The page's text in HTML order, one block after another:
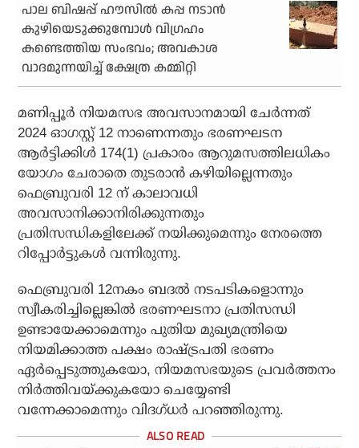
പാല ബിഷപ്പ് ഹൗസില്‍ കപ്പ നടാന്‍
കുഴിയെടുക്കുമ്പോള്‍ വിഗ്രഹം
കണ്ടെത്തിയ സംഭവം; അവകാശ
വാദമുന്നയിച്ച് ക്ഷേത്ര കമ്മിറ്റി
മണിപ്പൂര്‍ നിയമസഭ അവസാനമായി ചേര്‍ന്നത്
2024 ഓഗസ്റ്റ് 12 നാണെന്നതും ഭരണഘടന
ആര്‍ട്ടിക്കിള്‍ 174(1) പ്രകാരം ആറുമസത്തിലധികം
യോഗം ചേരാതെ തുടരാന്‍ കഴിയില്ലെന്നതും
ഫെബ്രുവരി 12 ന് കാലാവധി
അവസാനിക്കാനിരിക്കുന്നതും
പ്രതിസന്ധികളിലേക്ക് നയിക്കുമെന്നും നേരത്തെ
റിപ്പോര്‍ട്ടുകള്‍ വന്നിരുന്നു.
ഫെബ്രുവരി 12നകം ബദല്‍ നടപടികളൊന്നും
സ്വീകരിച്ചില്ലെങ്കില്‍ ഭരണഘടനാ പ്രതിസന്ധി
ഉണ്ടായേക്കാമെന്നും പുതിയ മുഖ്യമന്ത്രിയെ
നിയമിക്കാത്ത പക്ഷം രാഷ്ട്രപതി ഭരണം
ഏര്‍പ്പെടുത്തുകയോ, നിയമസഭയുടെ പ്രവര്‍ത്തനം
നിര്‍ത്തിവയ്ക്കുകയോ ചെയ്യേണ്ടി
വന്നേക്കാമെന്നും വിദഗ്ധര്‍ പറഞ്ഞിരുന്നു.